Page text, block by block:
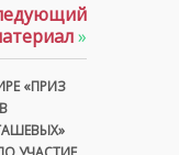
»
«ПРИЗ